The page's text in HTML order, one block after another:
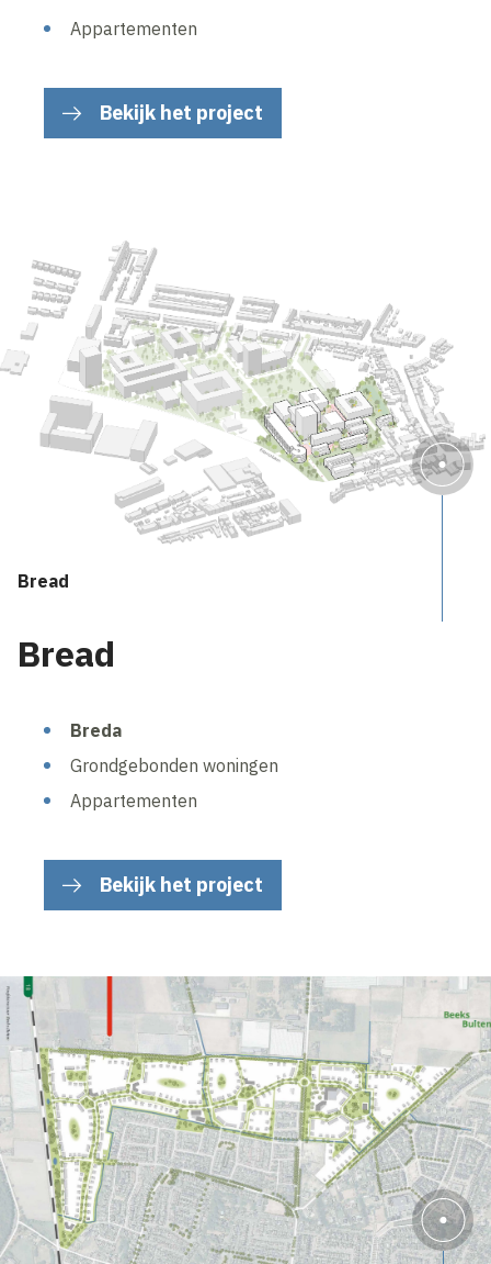
Appartementen
Bekijk het project
Bread
Bread
Breda
Grondgebonden woningen
Appartementen
Bekijk het project